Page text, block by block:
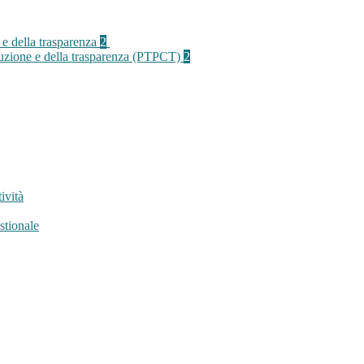
della trasparenza 2
e della trasparenza (PTPCT) 2